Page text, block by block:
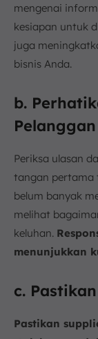
mengenai
kesiapan untuk
juga
bisnis Anda.
b.
Pelanggan
Periksa ulasan
tangan pertama
belum banyak
melihat
keluhan.
menunjukkan
c.
Pastikan